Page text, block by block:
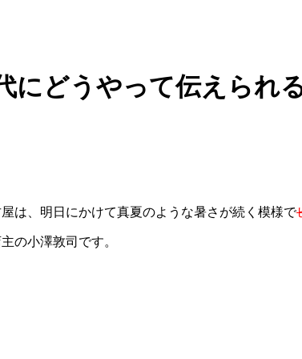
にどうやって伝えられ
は、明日にかけて真夏のような暑さが続く模様で
の小澤敦司です。